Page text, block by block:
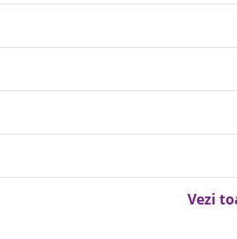
Vezi